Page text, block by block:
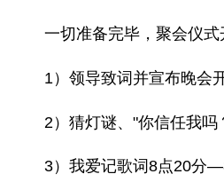
一切准备完毕，聚会仪式
1）领导致词并宣布晚会
2）猜灯谜、"你信任我
3）我爱记歌词8点20分